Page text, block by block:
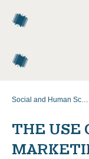
Social and Human Sciences
THE USE